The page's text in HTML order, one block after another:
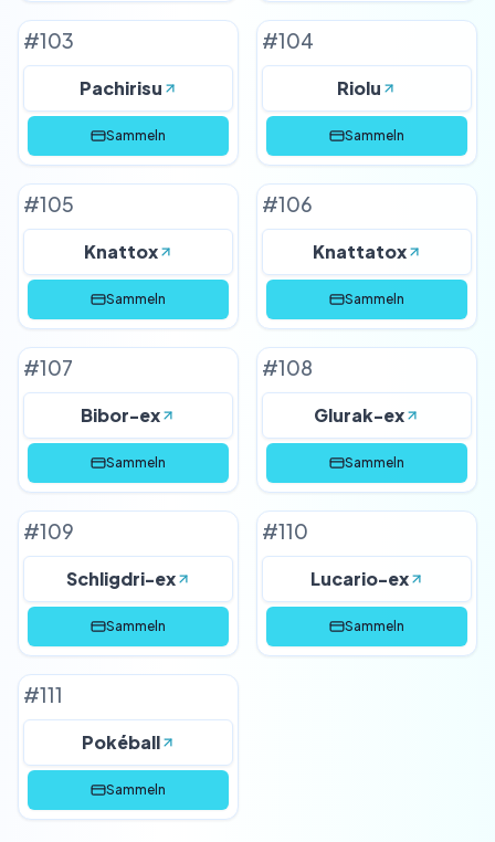
#103
Pachirisu
Sammeln
#104
Riolu
Sammeln
#105
Knattox
Sammeln
#106
Knattatox
Sammeln
#107
Bibor-ex
Sammeln
#108
Glurak-ex
Sammeln
#109
Schligdri-ex
Sammeln
#110
Lucario-ex
Sammeln
#111
Pokéball
Sammeln